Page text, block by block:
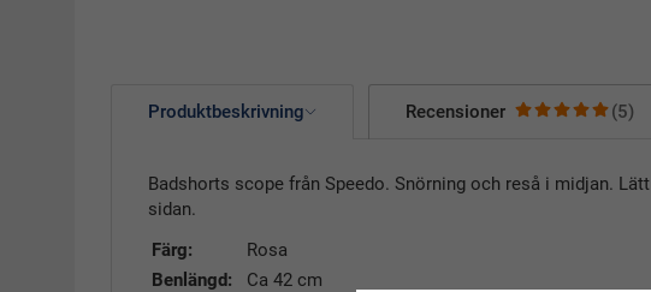
Produktbeskrivning Recensioner (5)
Badshorts scope från Speedo. Snörning och reså i midjan.
sidan.
Färg:
Rosa
Benlängd:
Ca 42 cm